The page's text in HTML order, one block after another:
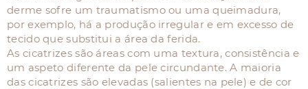
derme sofre um traumatismo ou uma queimadura,
por exemplo, há a produção irregular e em excesso de
tecido que substitui a área da ferida.
As cicatrizes são áreas com uma textura, consistência e
um aspeto diferente da pele circundante. A maioria
das cicatrizes são elevadas (salientes na pele) e de cor